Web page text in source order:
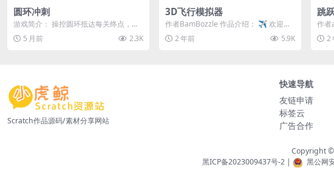
圆环冲刺
游戏简介： 操控圆环抵达每关终点，全
程不可触碰金属边缘！圆环会持续下
落，按住上方...
5 月前 2.3K
3D飞行模拟器
作者BamBozzle 作品介绍： ✈️ 欢迎来
到《3D飞行模拟器》！在这款由 ...
2 年前 5.9K
跳
作者
奥
2
Scratch作品源码/素材分享网站
快速导航
友链申请
标签云
广告合作
Copyright
黑ICP备2023009437号-2| 黑公网